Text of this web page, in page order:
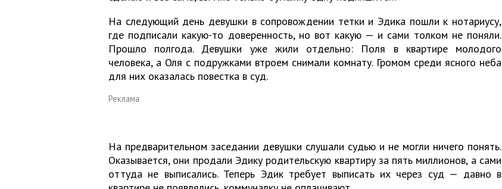
На следующий день девушки в сопровождении тетки и Эдика пошли к нотариусу,
где подписали какую-то доверенность, но вот какую — и сами толком не поняли.
Прошло полгода. Девушки уже жили отдельно: Поля в квартире молодого
человека, а Оля с подружками втроем снимали комнату. Громом среди ясного неба
для них оказалась повестка в суд.
Реклама
На предварительном заседании девушки слушали судью и не могли ничего понять.
Оказывается, они продали Эдику родительскую квартиру за пять миллионов, а сами
оттуда не выписались. Теперь Эдик требует выписать их через суд — давно в